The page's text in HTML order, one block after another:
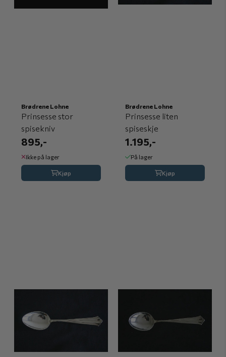
Brødrene Lohne
Prinsesse stor
spisekniv
895,-
Ikke på lager
Kjøp
Brødrene Lohne
Prinsesse liten
spiseskje
1.195,-
På lager
Kjøp